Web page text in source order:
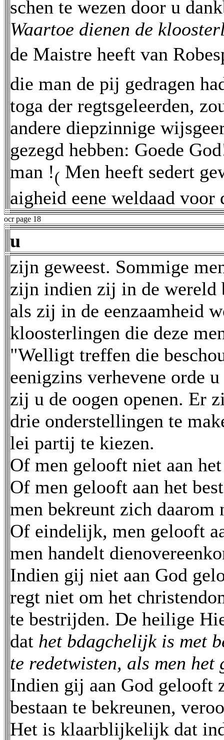
schen te wezen door u
Waartoe dienen de
de Maistre heeft van
die man de pij gedragen
toga der regtsgeleerden,
andere diepzinnige
gezegd hebben: Goede
man !( Men heeft sedert
aigheid eene weldaad voor
ocr page 18
u
zijn geweest. Sommige
zijn indien zij in de wereld
als zij in de eenzaamheid
kloosterlingen die deze
"Welligt treffen die
eenigzins verhevene orde
zij u de oogen openen. Er
drie onderstellingen te
lei partij te kiezen.
Of men gelooft niet aan
Of men gelooft aan het
men bekreunt zich daarom
Of eindelijk, men gelooft
men handelt
Indien gij niet aan God
regt niet om het
te bestrijden. De heilige
dat het bdagchelijk is met
te redetwisten, als men
Indien gij aan God gelooft
bestaan te bekreunen,
Het is klaarblijkelijk dat